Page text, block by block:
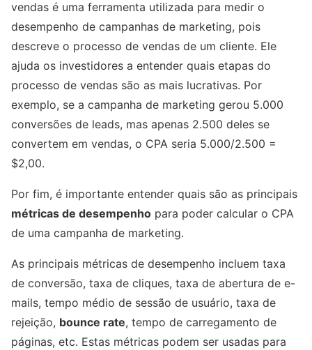
vendas é uma ferramenta utilizada para medir o
desempenho de campanhas de marketing, pois
descreve o processo de vendas de um cliente. Ele
ajuda os investidores a entender quais etapas do
processo de vendas são as mais lucrativas. Por
exemplo, se a campanha de marketing gerou 5.000
conversões de leads, mas apenas 2.500 deles se
convertem em vendas, o CPA seria 5.000/2.500 =
$2,00.
Por fim, é importante entender quais são as principais
métricas de desempenho para poder calcular o CPA
de uma campanha de marketing.
As principais métricas de desempenho incluem taxa
de conversão, taxa de cliques, taxa de abertura de e-
mails, tempo médio de sessão de usuário, taxa de
rejeição, bounce rate, tempo de carregamento de
páginas, etc. Estas métricas podem ser usadas para